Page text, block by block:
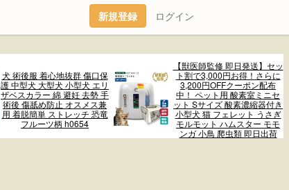
新規登録 ログイン
犬 術後服 着心地抜群 傷口保
護 中型犬 大型犬 小型犬 エリ
ザベスカラー 綿 避妊 去勢 手
術後 傷舐め防止 オスメス兼
用 着脱簡単 ストレッチ 恐竜
フルーツ柄 h0654
【獣医師監修 即日発送】セッ
ト割で3,000円お得！さらに
3,200円OFFクーポン配布
中！ ペット用 酸素室ミニセ
ット Sサイズ 酸素濃縮器付き
小型犬 猫 フェレット うさぎ
モルモット ハムスター モモ
ンガ 小鳥 爬虫類 即日出荷